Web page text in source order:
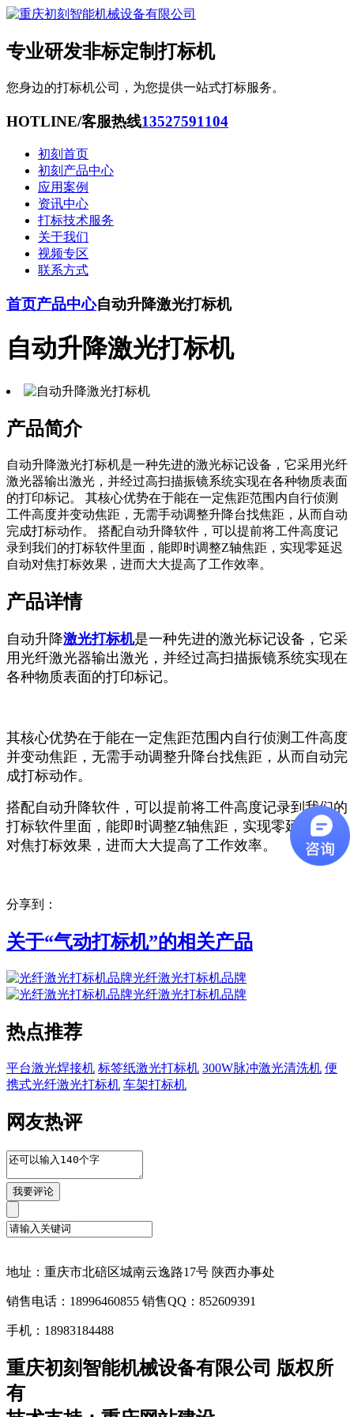
专业研发非标定制打标机
您身边的打标机公司，为您提供一站式打标服务。
HOTLINE/客服热线13527591104
初刻首页
初刻产品中心
应用案例
资讯中心
打标技术服务
关于我们
视频专区
联系方式
首页产品中心自动升降激光打标机
自动升降激光打标机
产品简介
自动升降激光打标机是一种先进的激光标记设备，它采用光纤
激光器输出激光，并经过高扫描振镜系统实现在各种物质表面
的打印标记。 其核心优势在于能在一定焦距范围内自行侦测
工件高度并变动焦距，无需手动调整升降台找焦距，从而自动
完成打标动作。 搭配自动升降软件，可以提前将工件高度记
录到我们的打标软件里面，能即时调整Z轴焦距，实现零延迟
自动对焦打标效果，进而大大提高了工作效率。
产品详情
自动升降激光打标机是一种先进的激光标记设备，它采
用光纤激光器输出激光，并经过高扫描振镜系统实现在
各种物质表面的打印标记。
其核心优势在于能在一定焦距范围内自行侦测工件高度
并变动焦距，无需手动调整升降台找焦距，从而自动完
成打标动作。
搭配自动升降软件，可以提前将工件高度记录到我们的
打标软件里面，能即时调整Z轴焦距，实现零延迟自动
对焦打标效果，进而大大提高了工作效率。
分享到：
关于“气动打标机”的相关产品
光纤激光打标机品牌
光纤激光打标机品牌
热点推荐
平台激光焊接机 标签纸激光打标机 300W脉冲激光清洗机 便
携式光纤激光打标机 车架打标机
网友热评
地址：重庆市北碚区城南云逸路17号 陕西办事处
销售电话：18996460855 销售QQ：852609391
手机：18983184488
重庆初刻智能机械设备有限公司 版权所
有